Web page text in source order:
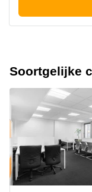
Soortgelijke